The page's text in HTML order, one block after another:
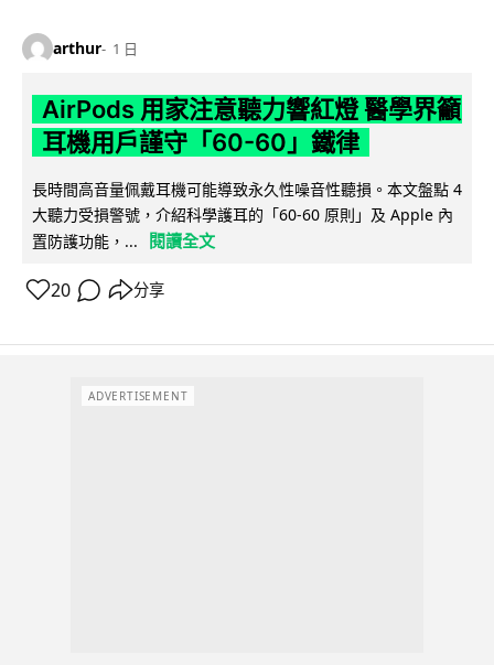
arthur 1 日
AirPods 用家注意聽力響紅燈 醫學界籲
耳機用戶謹守「60-60」鐵律
長時間高音量佩戴耳機可能導致永久性噪音性聽損。本文盤點 4
大聽力受損警號，介紹科學護耳的「60-60 原則」及 Apple 內
置防護功能，...
閱讀全文
20 分享
ADVERTISEMENT